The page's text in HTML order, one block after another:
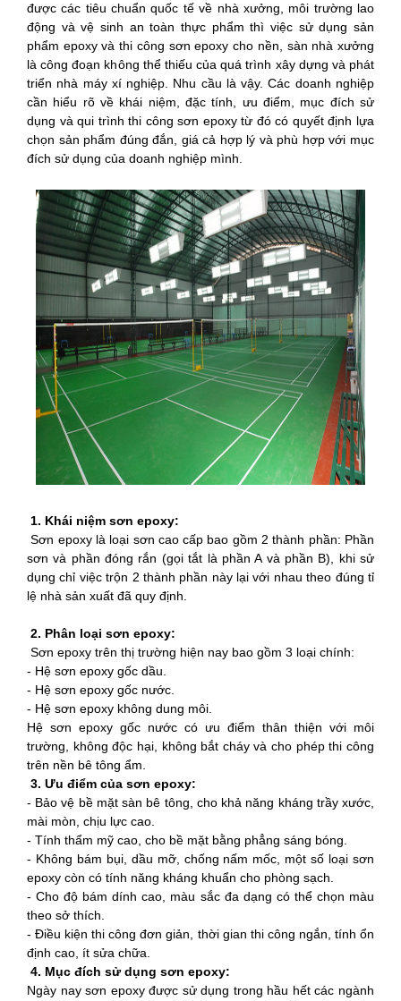
được các tiêu chuẩn quốc tế về nhà xưởng, môi trường lao
động và vệ sinh an toàn thực phẩm thì việc sử dụng sản
phẩm epoxy và thi công sơn epoxy cho nền, sàn nhà xưởng
là công đoạn không thể thiếu của quá trình xây dựng và phát
triển nhà máy xí nghiệp. Nhu cầu là vậy. Các doanh nghiệp
cần hiểu rõ về khái niệm, đặc tính, ưu điểm, mục đích sử
dụng và qui trình thi công sơn epoxy từ đó có quyết định lựa
chọn sản phẩm đúng đắn, giá cả hợp lý và phù hợp với mục
đích sử dụng của doanh nghiệp mình.
1. Khái niệm sơn epoxy:
Sơn epoxy là loại sơn cao cấp bao gồm 2 thành phần: Phần
sơn và phần đóng rắn (gọi tắt là phần A và phần B), khi sử
dụng chỉ việc trộn 2 thành phần này lại với nhau theo đúng tỉ
lệ nhà sản xuất đã quy định.
2. Phân loại sơn epoxy:
Sơn epoxy trên thị trường hiện nay bao gồm 3 loại chính:
- Hệ sơn epoxy gốc dầu.
- Hệ sơn epoxy gốc nước.
- Hệ sơn epoxy không dung môi.
Hệ sơn epoxy gốc nước có ưu điểm thân thiện với môi
trường, không độc hại, không bắt cháy và cho phép thi công
trên nền bê tông ẩm.
3. Ưu điểm của sơn epoxy:
- Bảo vệ bề mặt sàn bê tông, cho khả năng kháng trầy xước,
mài mòn, chịu lực cao.
- Tính thẩm mỹ cao, cho bề mặt bằng phẳng sáng bóng.
- Không bám bụi, dầu mỡ, chống nấm mốc, một số loại sơn
epoxy còn có tính năng kháng khuẩn cho phòng sạch.
- Cho độ bám dính cao, màu sắc đa dạng có thể chọn màu
theo sở thích.
- Điều kiện thi công đơn giản, thời gian thi công ngắn, tính ổn
định cao, ít sửa chữa.
4. Mục đích sử dụng sơn epoxy:
Ngày nay sơn epoxy được sử dụng trong hầu hết các ngành